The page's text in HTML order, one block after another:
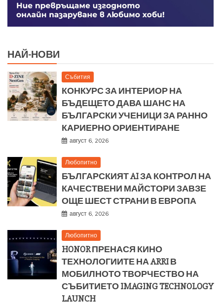
НАЙ-НОВИ
Събития
КОНКУРС ЗА ИНТЕРИОР НА
БЪДЕЩЕТО ДАВА ШАНС НА
БЪЛГАРСКИ УЧЕНИЦИ ЗА РАННО
КАРИЕРНО ОРИЕНТИРАНЕ
август 6, 2026
Любопитно
БЪЛГАРСКИЯТ AI ЗА КОНТРОЛ НА
КАЧЕСТВЕНИ МАЙСТОРИ ЗАВЗЕ
ОЩЕ ШЕСТ СТРАНИ В ЕВРОПА
август 6, 2026
Любопитно
HONOR ПРЕНАСЯ КИНО
ТЕХНОЛОГИИТЕ НА ARRI В
МОБИЛНОТО ТВОРЧЕСТВО НА
СЪБИТИЕТО IMAGING TECHNOLOGY
LAUNCH